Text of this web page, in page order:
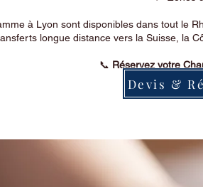
à Lyon sont disponibles dans tout le
longue distance vers la Suisse, la
📞 Réservez votre
Devis &